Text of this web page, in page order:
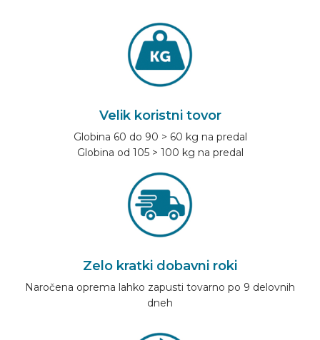
Velik koristni tovor
Globina 60 do 90 > 60 kg na predal
Globina od 105 > 100 kg na predal
Zelo kratki dobavni roki
Naročena oprema lahko zapusti tovarno po 9 delovnih
dneh